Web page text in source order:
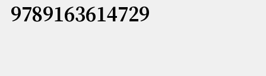
9789163614729